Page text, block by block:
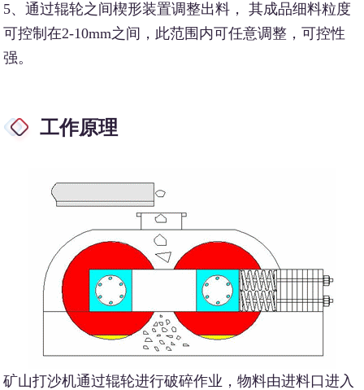
5、通过辊轮之间楔形装置调整出料， 其成品细料粒度
可控制在2-10mm之间，此范围内可任意调整，可控性
强。
工作原理
矿山打沙机通过辊轮进行破碎作业，物料由进料口进入